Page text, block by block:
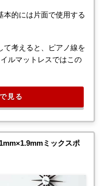
本的には片面で使用する
て考えると、ピアノ線を
ルマットレスではこの
見る
ミックスポ